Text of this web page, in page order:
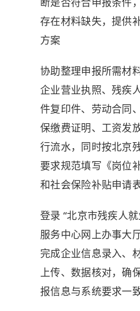
存在材料缺失，提供
方案
协助整理申报所需材料
企业营业执照、残疾
件复印件、劳动合同
保缴费证明、工资发
行流水，同时按北京
要求规范填写《岗位
和社会保险补贴申请表
登录 “北京市残疾人
服务中心网上办事大厅
完成企业信息录入、
上传、数据核对，确
报信息与系统要求一